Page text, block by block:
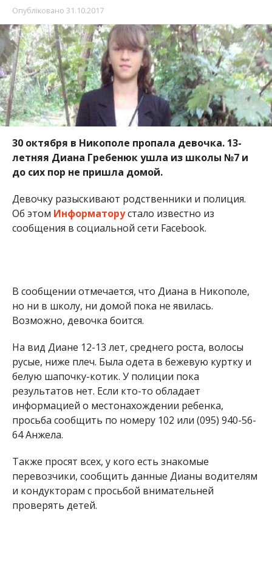
Опубліковано 31.10.2017
30 октября в Никополе пропала девочка. 13-
летняя Диана Гребенюк ушла из школы №7 и
до сих пор не пришла домой.
Девочку разыскивают родственники и полиция.
Об этом Информаторустало известно из
сообщения в социальной сети Facebook.
В сообщении отмечается, что Диана в Никополе,
но ни в школу, ни домой пока не явилась.
Возможно, девочка боится.
На вид Диане 12-13 лет, среднего роста, волосы
русые, ниже плеч. Была одета в бежевую куртку и
белую шапочку-котик. У полиции пока
результатов нет. Если кто-то обладает
информацией о местонахождении ребенка,
просьба сообщить по номеру 102 или (095) 940-56-
64 Анжела.
Также просят всех, у кого есть знакомые
перевозчики, сообщить данные Дианы водителям
и кондукторам с просьбой внимательней
проверять детей.